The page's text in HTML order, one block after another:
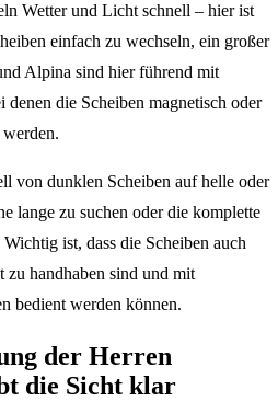
Wetter und Licht schnell – hier ist
einfach zu wechseln, ein großer
Alpina sind hier führend mit
denen die Scheiben magnetisch oder
von dunklen Scheiben auf helle oder
lange zu suchen oder die komplette
ist, dass die Scheiben auch
zu handhaben sind und mit
bedient werden können.
der Herren
die Sicht klar